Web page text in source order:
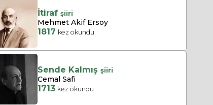
İtiraf şiiri
Mehmet Akif Ersoy
1817 kez okundu
Sende Kalmış şiiri
Cemal Safi
1713 kez okundu